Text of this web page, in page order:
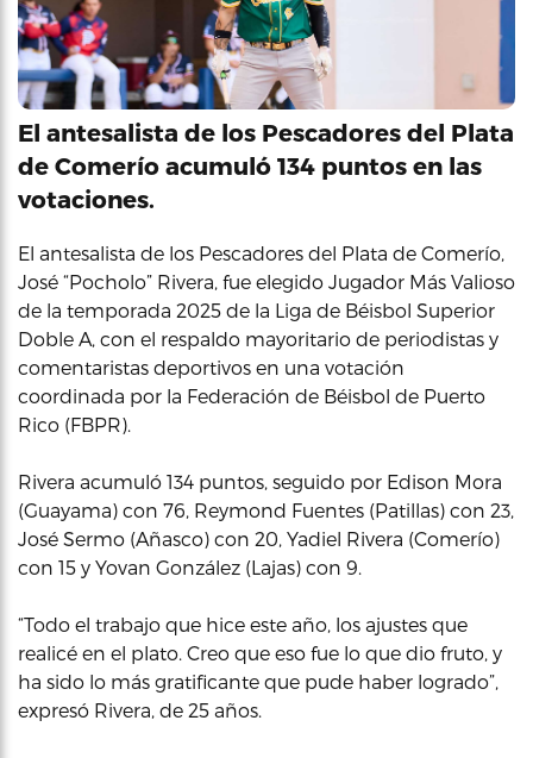
El antesalista de los Pescadores del Plata
de Comerío acumuló 134 puntos en las
votaciones.
El antesalista de los Pescadores del Plata de Comerío,
José “Pocholo” Rivera, fue elegido Jugador Más Valioso
de la temporada 2025 de la Liga de Béisbol Superior
Doble A, con el respaldo mayoritario de periodistas y
comentaristas deportivos en una votación
coordinada por la Federación de Béisbol de Puerto
Rico (FBPR).
Rivera acumuló 134 puntos, seguido por Edison Mora
(Guayama) con 76, Reymond Fuentes (Patillas) con 23,
José Sermo (Añasco) con 20, Yadiel Rivera (Comerío)
con 15 y Yovan González (Lajas) con 9.
“Todo el trabajo que hice este año, los ajustes que
realicé en el plato. Creo que eso fue lo que dio fruto, y
ha sido lo más gratificante que pude haber logrado”,
expresó Rivera, de 25 años.